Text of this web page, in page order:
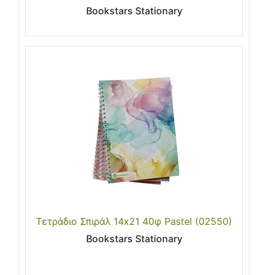
Bookstars Stationary
Τετράδιο Σπιράλ 14x21 40φ Pastel (02550)
Bookstars Stationary